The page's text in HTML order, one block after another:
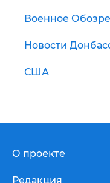
Военное
Новости
США
О проекте
Редакция